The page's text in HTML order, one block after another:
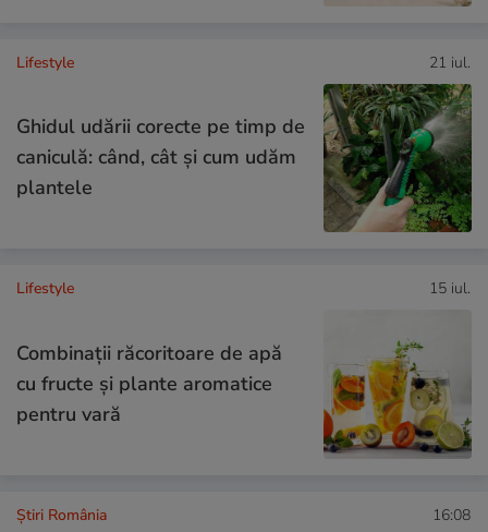
Lifestyle 21 iul.
Ghidul udării corecte pe timp de
caniculă: când, cât şi cum udăm
plantele
Lifestyle 15 iul.
Combinaţii răcoritoare de apă
cu fructe şi plante aromatice
pentru vară
Știri România 16:08